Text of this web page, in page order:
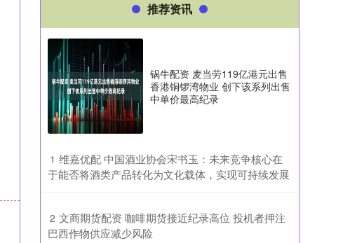
推荐资讯
锅牛配资 麦当劳119亿港元出售
香港铜锣湾物业 创下该系列出售
中单价最高纪录
1 ​维嘉优配 中国酒业协会宋书玉：未来竞争核心在
于能否将酒类产品转化为文化载体，实现可持续发展
2 ​文商期货配资 咖啡期货接近纪录高位 投机者押注
巴西作物供应减少风险